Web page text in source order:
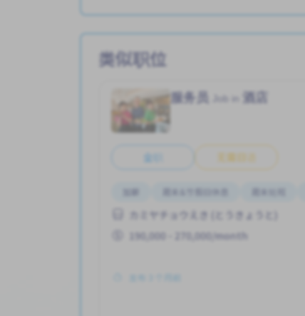
类似职位
服务员
全职 无需日语
加薪 周末&节假日休息 周末轮班
カミヤチョウえき (とうきょうと)
190,000 - 270,000/month